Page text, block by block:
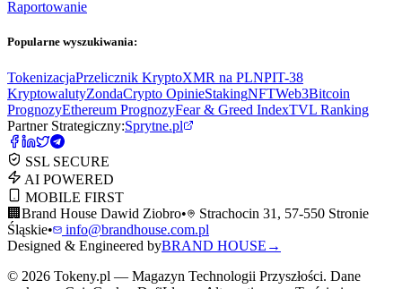
Raportowanie
Popularne wyszukiwania:
TokenizacjaPrzelicznik KryptoXMR na PLNPIT-38
KryptowalutyZondaCrypto OpinieStakingNFTWeb3Bitcoin
PrognozyEthereum PrognozyFear & Greed IndexTVL Ranking
Partner Strategiczny:Sprytne.pl
SSL SECURE
AI POWERED
MOBILE FIRST
🏢 Brand House Dawid Ziobro•
Strachocin 31, 57-550 Stronie
Śląskie•
info@brandhouse.com.pl
Designed & Engineered byBRAND HOUSE →
© 2026 Tokeny.pl — Magazyn Technologii Przyszłości. Dane